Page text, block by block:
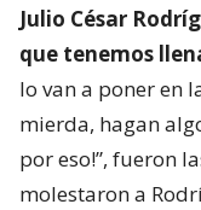
Julio César
que tenemos
lo van a poner en
mierda, hagan
por eso!”, fueron
molestaron a